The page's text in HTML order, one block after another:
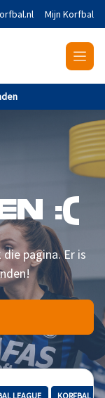
Mijn Korfbal
:(
pagina. Er is
LEAGUE KORFBAL